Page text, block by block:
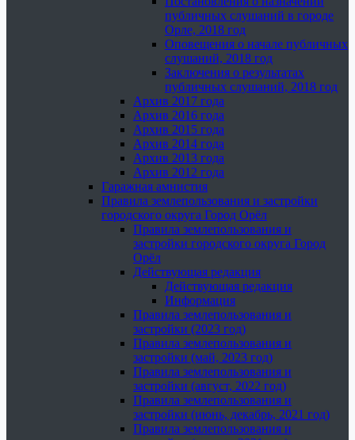
публичных слушаний в городе
Орле, 2018 год
Оповещения о начале публичных
слушаний, 2018 год
Заключения о результатах
публичных слушаний, 2018 год
Архив 2017 года
Архив 2016 года
Архив 2015 года
Архив 2014 года
Архив 2013 года
Архив 2012 года
Гаражная амнистия
Правила землепользования и застройки
городского округа Город Орёл
Правила землепользования и
застройки городского округа Город
Орёл
Действующая редакция
Действующая редакция
Информация
Правила землепользования и
застройки (2023 год)
Правила землепользования и
застройки (май, 2023 год)
Правила землепользования и
застройки (август, 2022 год)
Правила землепользования и
застройки (июнь, декабрь, 2021 год)
Правила землепользования и